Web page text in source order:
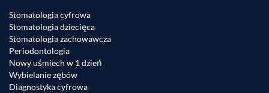
Stomatologia cyfrowa
Stomatologia dziecięca
Stomatologia zachowawcza
Periodontologia
Nowy uśmiech w 1 dzień
Wybielanie zębów
Diagnostyka cyfrowa